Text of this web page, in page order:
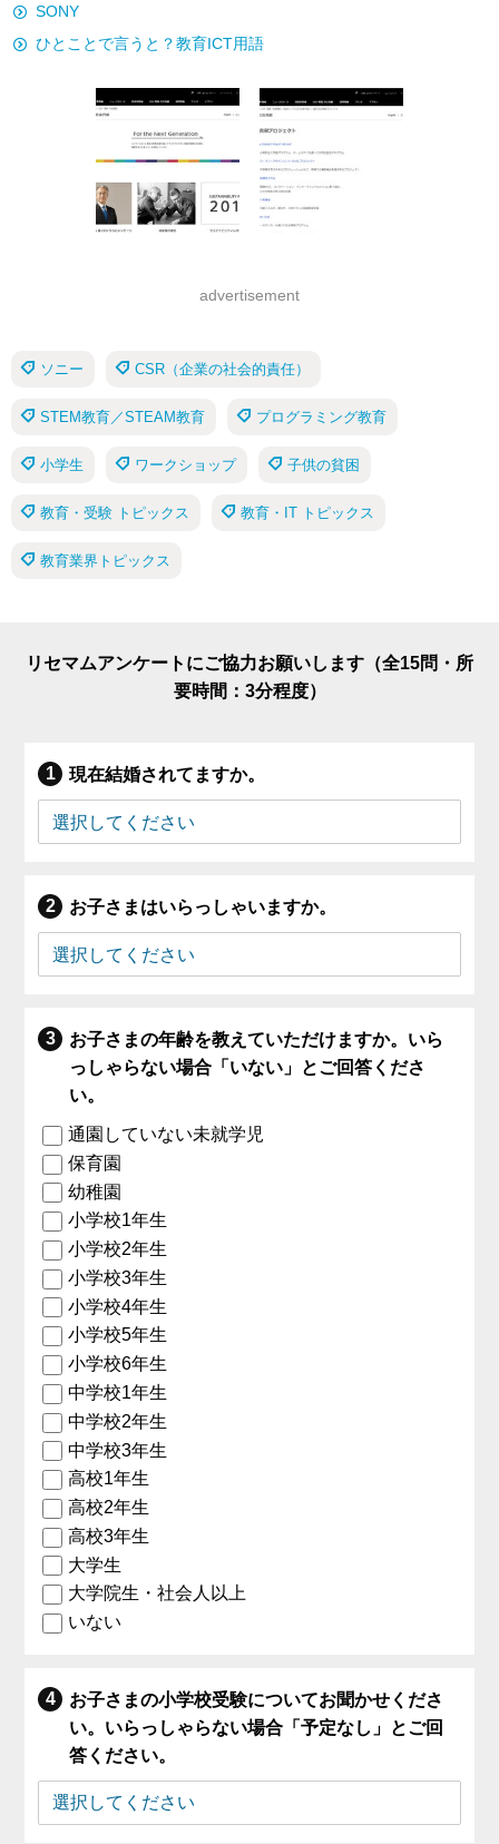
SONY
ひとことで言うと？教育ICT用語
advertisement
ソニー CSR（企業の社会的責任）
STEM教育／STEAM教育 プログラミング教育
小学生 ワークショップ 子供の貧困
教育・受験 トピックス 教育・IT トピックス
教育業界トピックス
リセマムアンケートにご協力お願いします（全15問・所
要時間：3分程度）
現在結婚されてますか。
お子さまはいらっしゃいますか。
お子さまの年齢を教えていただけますか。いら
っしゃらない場合「いない」とご回答くださ
い。
通園していない未就学児
保育園
幼稚園
小学校1年生
小学校2年生
小学校3年生
小学校4年生
小学校5年生
小学校6年生
中学校1年生
中学校2年生
中学校3年生
高校1年生
高校2年生
高校3年生
大学生
大学院生・社会人以上
いない
お子さまの小学校受験についてお聞かせくださ
い。いらっしゃらない場合「予定なし」とご回
答ください。